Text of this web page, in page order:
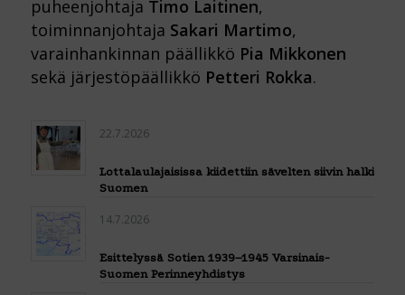
puheenjohtaja Timo Laitinen,
toiminnanjohtaja Sakari Martimo,
varainhankinnan päällikkö Pia Mikkonen
sekä järjestöpäällikkö Petteri Rokka.
22.7.2026
Lottalaulajaisissa kiidettiin sävelten siivin halki
Suomen
14.7.2026
Esittelyssä Sotien 1939–1945 Varsinais-
Suomen Perinneyhdistys